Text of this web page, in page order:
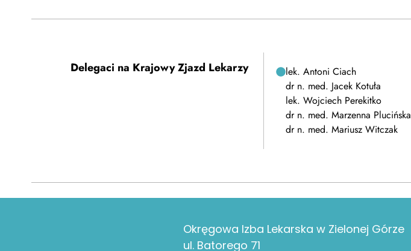
Delegaci na Krajowy Zjazd Lekarzy
lek. Antoni Ciach
dr n. med. Jacek Kotuła
lek. Wojciech Perekitko
dr n. med. Marzenna Plucińska
dr n. med. Mariusz Witczak
Okręgowa Izba Lekarska w Zielonej Górze
ul. Batorego 71